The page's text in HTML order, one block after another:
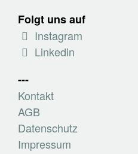
Folgt uns auf
Instagram
Linkedin
---
Kontakt
AGB
Datenschutz
Impressum